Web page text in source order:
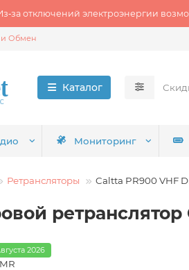
отключений электроэнергии
и Обмен
Каталог
Мониторинг
Ретрансляторы Caltta PR900 VHF
ретранслятор
2026